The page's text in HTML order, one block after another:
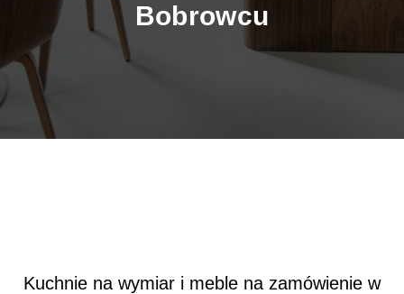
Bobrowcu
Kuchnie na wymiar i meble na zamówienie w